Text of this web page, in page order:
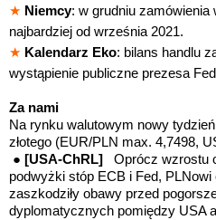
★ Niemcy: w grudniu zamówienia
najbardziej od września 2021.
★ Kalendarz Eko: bilans handlu
wystąpienie publiczne prezesa
Za nami
Na rynku walutowym nowy
złotego (EUR/PLN max. 4,7498,
● [USA-ChRL] Oprócz wzrostu
podwyżki stóp ECB i Fed,
zaszkodziły obawy przed
dyplomatycznych pomiędzy USA